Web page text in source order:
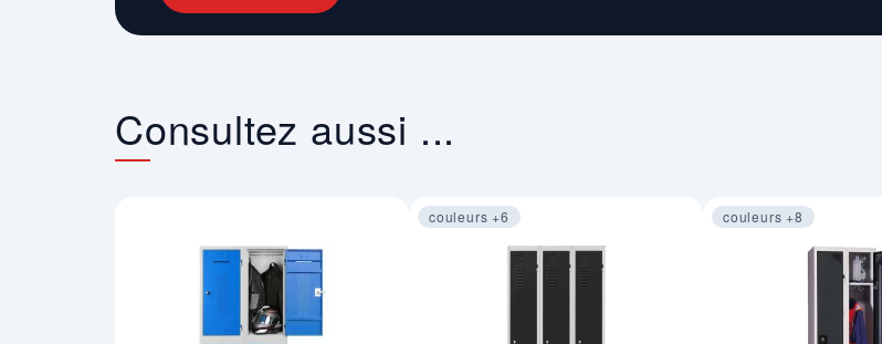
Consultez aussi ...
couleurs +6
Image 1 sur 4
couleurs +8
Image 1 sur 4